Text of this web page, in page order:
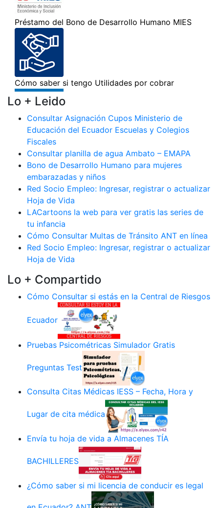
Lo + Leido
Consultar Asignación Cupos Ministerio de
Educación del Ecuador Escuelas y Colegios
Fiscales
Consultar planilla de agua Ambato – EMAPA
Bono de Desarrollo Humano para mujeres
embarazadas y niños
Red Socio Empleo: Ingresar, registrar o actualizar
Hoja de Vida
LACartoons la web para ver gratis las series de
tu infancia
Cómo Consultar Multas de Tránsito ANT en línea
Red Socio Empleo: Ingresar, registrar o actualizar
Hoja de Vida
Lo + Compartido
Cómo Consultar si estás en la Central de Riesgos
Ecuador
Pruebas Psicométricas Simulador Gratis
Preguntas Test
Consulta Citas Médicas IESS – Fecha, Hora y
Lugar de cita médica
Envía tu hoja de vida a Almacenes TÍA
BACHILLERES
¿Cómo saber si mi licencia de conducir es legal